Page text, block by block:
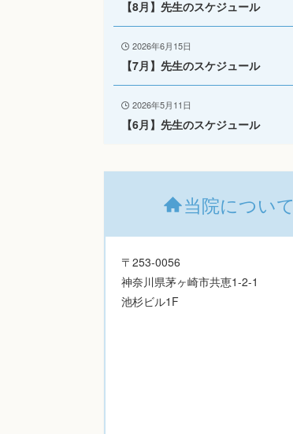
【8月】先生のスケジュール
2026年6月15日
【7月】先生のスケジュール
2026年5月11日
【6月】先生のスケジュール
当院について
〒253-0056
神奈川県茅ヶ崎市共恵1-2-1
池杉ビル1F